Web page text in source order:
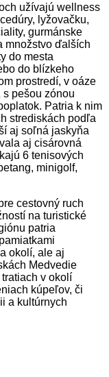
užívajú wellness
lyžovačku,
gurmánske
množstvo ďalších
do mesta
do blízkeho
prostredí, v oáze
pešou zónou
Patria k nim
strediskách podľa
aj soľná jaskyňa
aj cisárovná
6 tenisových
minigolf,
cestovný ruch
na turistické
patria
okolí, ale aj
Medvedie
v okolí
kúpeľov, či
a kultúrnych